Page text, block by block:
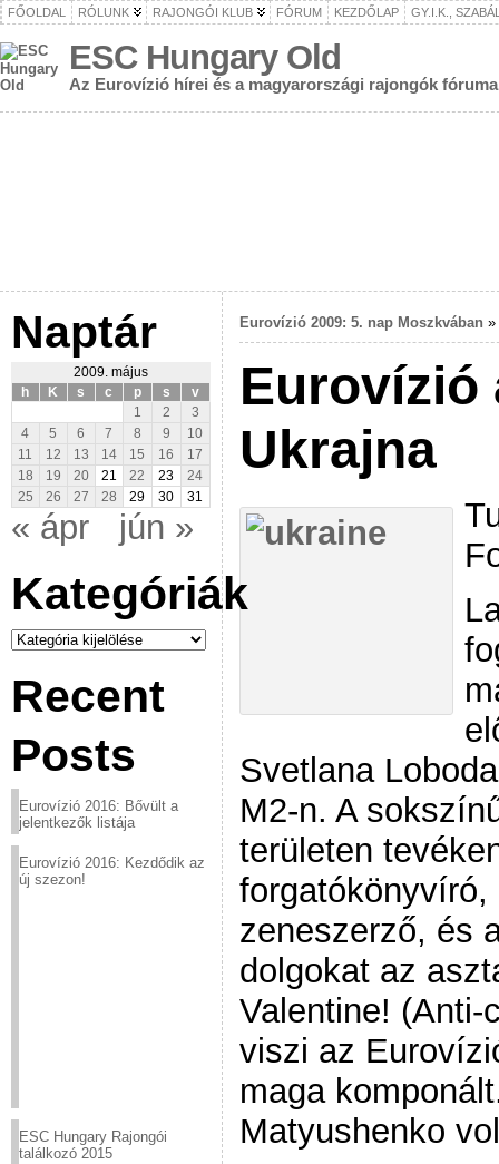
FŐOLDAL RÓLUNK RAJONGÓI KLUB FÓRUM KEZDŐLAP GY.I.K.,
ESC Hungary Old
Az Eurovízió hírei és a magyarországi rajongók fóruma
Naptár
2009. május
h
K s c p s
v
1
2
3
4
5 6 7 8 9
10
11
12 13 14 15 16
17
18
19 20 21 22 23
24
25
26 27 28 29 30 31
« ápr jún »
Kategóriák
Kategóriák
Recent
Posts
Eurovízió 2016: Bővült a
jelentkezők listája
Eurovízió 2016: Kezdődik az
új szezon!
ESC Hungary Rajongói
találkozó 2015
Eurovízió 2009: 5. nap Moszkvában
Eurovízió
Ukrajna
Svetlana
M2-n. A
területen
zeneszerző, és
dolgokat az
Valentine!
viszi az
maga
Matyushenko